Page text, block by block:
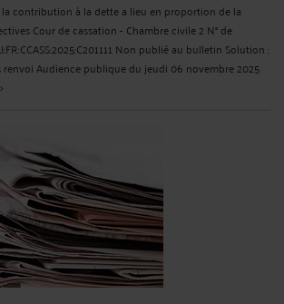
contribution à la dette a lieu en proportion de la
Cour de cassation - Chambre civile 2 N° de
Non publié au bulletin Solution :
renvoi Audience publique du jeudi 06 novembre 2025